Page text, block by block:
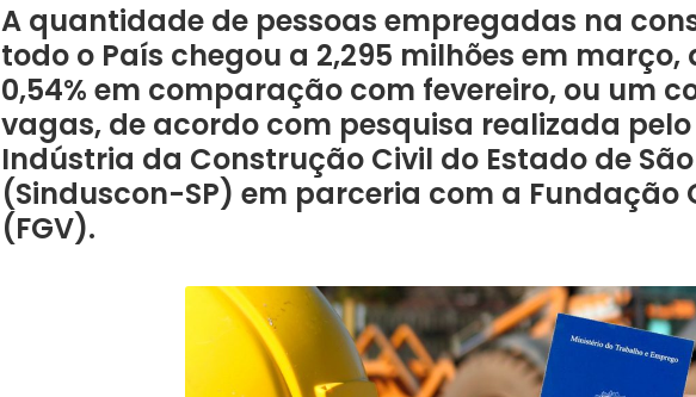
A quantidade de pessoas empregadas na
todo o País chegou a 2,295 milhões em março,
0,54% em comparação com fevereiro, ou um
vagas, de acordo com pesquisa realizada
Indústria da Construção Civil do Estado de
(Sinduscon-SP) em parceria com a Fundação
(FGV).